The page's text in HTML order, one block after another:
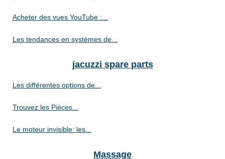
Acheter des vues YouTube :...
Les tendances en systèmes de...
jacuzzi spare parts
Les différentes options de...
Trouvez les Pièces...
Le moteur invisible: les...
Massage